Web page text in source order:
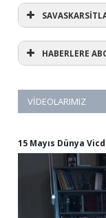
HABERLERE
VIDEOLARIMIZ
15 Mayıs Dünya